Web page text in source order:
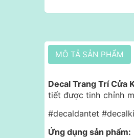
MÔ TẢ SẢN PHẨM
Decal Trang Trí Cửa
tiết được tinh chỉnh
#decaldantet
Ứng dụng sản phẩm: